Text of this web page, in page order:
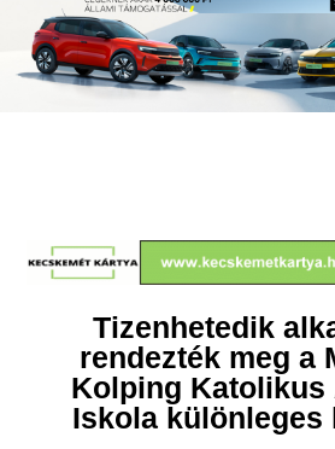
Tizenhetedik
rendezték meg a
Kolping Katolikus
Iskola különleges